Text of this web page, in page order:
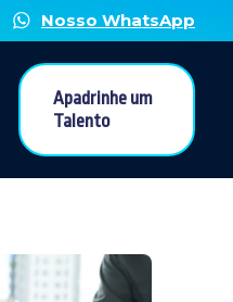
Nosso WhatsApp
Apadrinhe um
Talento